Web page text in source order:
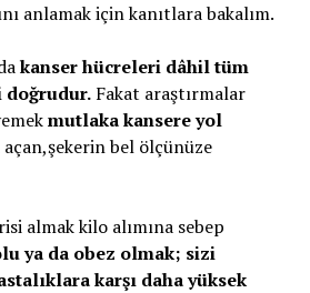
anlamak için kanıtlara bakalım.
kanser hücreleri dâhil tüm
Fakat araştırmalar
mutlaka kansere yol
bel ölçünüze
almak kilo alımına sebep
ya da obez olmak; sizi
karşı daha yüksek